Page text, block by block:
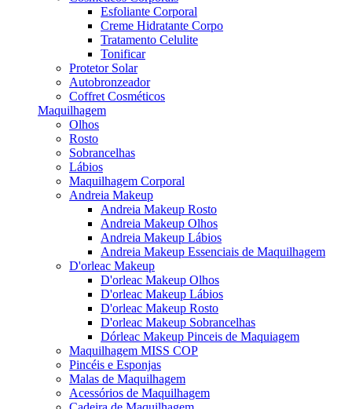
Esfoliante Corporal
Creme Hidratante Corpo
Tratamento Celulite
Tonificar
Protetor Solar
Autobronzeador
Coffret Cosméticos
Maquilhagem
Olhos
Rosto
Sobrancelhas
Lábios
Maquilhagem Corporal
Andreia Makeup
Andreia Makeup Rosto
Andreia Makeup Olhos
Andreia Makeup Lábios
Andreia Makeup Essenciais de Maquilhagem
D'orleac Makeup
D'orleac Makeup Olhos
D'orleac Makeup Lábios
D'orleac Makeup Rosto
D'orleac Makeup Sobrancelhas
Dórleac Makeup Pinceis de Maquiagem
Maquilhagem MISS COP
Pincéis e Esponjas
Malas de Maquilhagem
Acessórios de Maquilhagem